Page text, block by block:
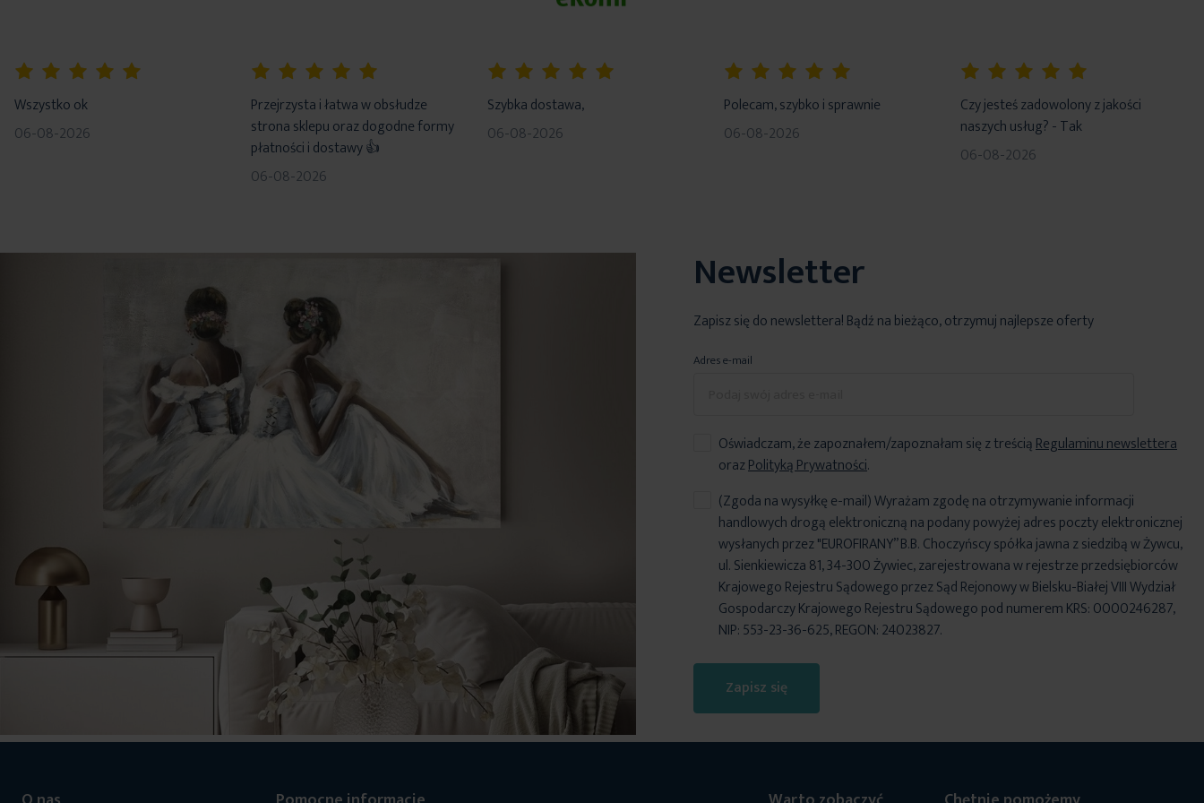
Wszystko ok
06-08-2026
Przejrzysta i łatwa w obsłudze
strona sklepu oraz dogodne formy
płatności i dostawy 👍
06-08-2026
Szybka dostawa,
06-08-2026
Polecam, szybko i sprawnie
06-08-2026
Czy jesteś zadowolony z jakości
naszych usług? - Tak
06-08-2026
Newsletter
Zapisz się do newslettera! Bądź na bieżąco, otrzymuj najlepsze oferty
Adres e-mail
Oświadczam, że zapoznałem/zapoznałam się z treściąRegulaminu newslettera
orazPolityką Prywatności.
Zapisz się
(Zgoda na wysyłkę e-mail) Wyrażam zgodę na otrzymywanie informacji
handlowych drogą elektroniczną na podany powyżej adres poczty elektronicznej
wysłanych przez "EUROFIRANY” B.B. Choczyńscy spółka jawna z siedzibą w Żywcu,
ul. Sienkiewicza 81, 34-300 Żywiec, zarejestrowana w rejestrze przedsiębiorców
Krajowego Rejestru Sądowego przez Sąd Rejonowy w Bielsku-Białej VIII Wydział
Gospodarczy Krajowego Rejestru Sądowego pod numerem KRS: 0000246287,
NIP: 553-23-36-625, REGON: 24023827.